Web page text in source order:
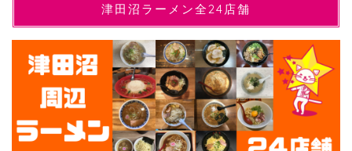
津田沼ラーメン全24店舗